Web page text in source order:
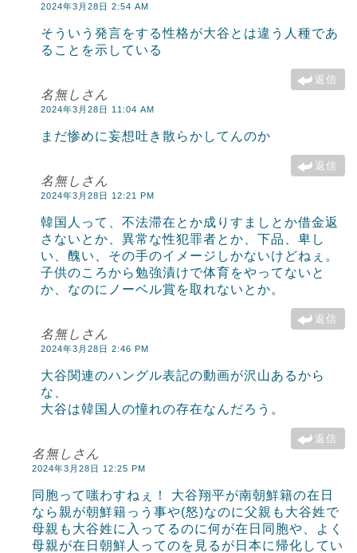
2024年3月28日 2:54 AM
そういう発言をする性格が大谷とは違う人種であ
ることを示している
返信
名無しさん
2024年3月28日 11:04 AM
まだ惨めに妄想吐き散らかしてんのか
返信
名無しさん
2024年3月28日 12:21 PM
韓国人って、不法滞在とか成りすましとか借金返
さないとか、異常な性犯罪者とか、下品、卑し
い、醜い、その手のイメージしかないけどねぇ。
子供のころから勉強漬けで体育をやってないと
か、なのにノーベル賞を取れないとか。
返信
名無しさん
2024年3月28日 2:46 PM
大谷関連のハングル表記の動画が沢山あるから
な、
大谷は韓国人の憧れの存在なんだろう。
返信
名無しさん
2024年3月28日 12:25 PM
同胞って嗤わすねぇ！ 大谷翔平が南朝鮮籍の在日
なら親が朝鮮籍っう事や(怒)なのに父親も大谷姓で
母親も大谷姓に入ってるのに何が在日同胞や、よく
母親が在日朝鮮人ってのを見るが日本に帰化してい